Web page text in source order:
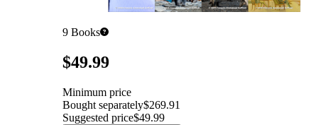
9 Books
Pricing$49.99
Minimum price
Bought separately$269.91
Suggested price$49.99